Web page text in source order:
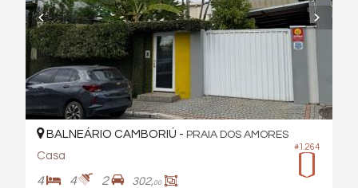
#1.264
BALNEÁRIO CAMBORIÚ - PRAIA DOS AMORES
Casa
4 4 2 302,00